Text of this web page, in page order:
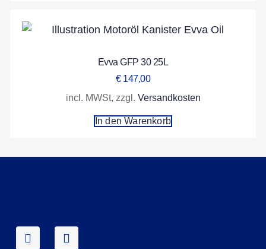
Evva GFP 30 25L
€147,00
incl. MWSt, zzgl. Versandkosten
In den Warenkorb